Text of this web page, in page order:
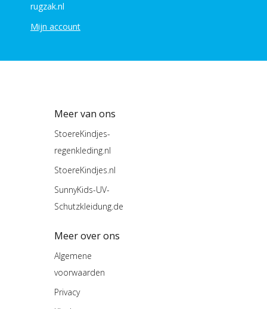
rugzak.nl
Mijn account
Meer van ons
StoereKindjes-
regenkleding.nl
StoereKindjes.nl
SunnyKids-UV-
Schutzkleidung.de
Meer over ons
Algemene
voorwaarden
Privacy